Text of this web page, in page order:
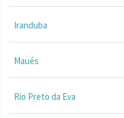
Iranduba
Maués
Rio Preto da Eva